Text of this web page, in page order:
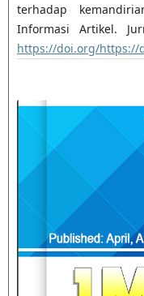
terhadap
Informasi Artikel.
https://doi.org/https://